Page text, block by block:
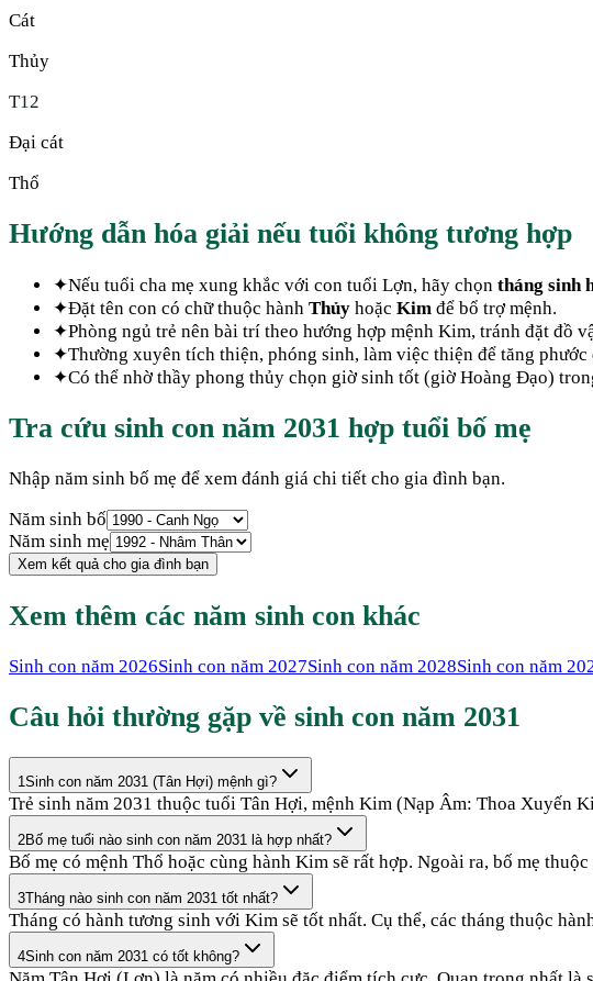
Cát
Thủy
T12
Đại cát
Thổ
Hướng dẫn hóa giải nếu tuổi không tương hợp
✦Nếu tuổi cha mẹ xung khắc với con tuổi Lợn, hãy chọn tháng sinh
✦Đặt tên con có chữ thuộc hành Thủy hoặc Kim để bổ trợ mệnh.
✦Phòng ngủ trẻ nên bài trí theo hướng hợp mệnh Kim, tránh đặt đồ
✦Thường xuyên tích thiện, phóng sinh, làm việc thiện để tăng phước
✦Có thể nhờ thầy phong thủy chọn giờ sinh tốt (giờ Hoàng Đạo)
Tra cứu sinh con năm 2031 hợp tuổi bố mẹ
Nhập năm sinh bố mẹ để xem đánh giá chi tiết cho gia đình bạn.
Năm sinh bố
Năm sinh mẹ
Xem kết quả cho gia đình bạn
Xem thêm các năm sinh con khác
Sinh con năm 2026Sinh con năm 2027Sinh con năm 2028Sinh con năm
Câu hỏi thường gặp về sinh con năm 2031
1Sinh con năm 2031 (Tân Hợi) mệnh gì?
Trẻ sinh năm 2031 thuộc tuổi Tân Hợi, mệnh Kim (Nạp Âm: Thoa Xuyến
2Bố mẹ tuổi nào sinh con năm 2031 là hợp nhất?
Bố mẹ có mệnh Thổ hoặc cùng hành Kim sẽ rất hợp. Ngoài ra, bố mẹ
3Tháng nào sinh con năm 2031 tốt nhất?
Tháng có hành tương sinh với Kim sẽ tốt nhất. Cụ thể, các tháng thuộc
4Sinh con năm 2031 có tốt không?